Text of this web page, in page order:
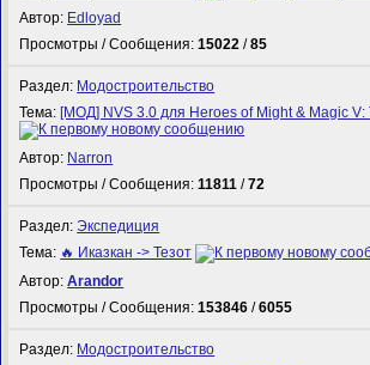
Автор: Edloyad
Просмотры / Сообщения:15022 /85
Раздел: Модостроительство
Тема: [МОД] NVS 3.0 для Heroes of Might & Magic V:
Автор: Narron
Просмотры / Сообщения:11811 /72
Раздел:Экспедиция
Тема: 🔥 Иказкан -> Тезот
Автор:Arandor
Просмотры / Сообщения:153846 /6055
Раздел: Модостроительство